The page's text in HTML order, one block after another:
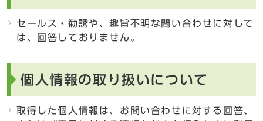
セールス・勧誘や、趣旨不明な問い合わせに対して
は、回答しておりません。
個人情報の取り扱いについて
取得した個人情報は、お問い合わせに対する回答、